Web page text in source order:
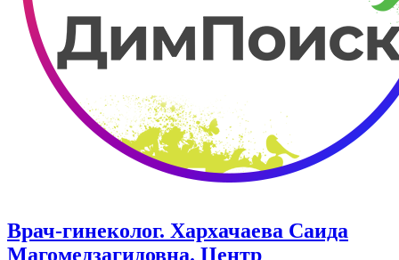
Врач-гинеколог. Хархачаева Саида
Магомедзагидовна. Центр